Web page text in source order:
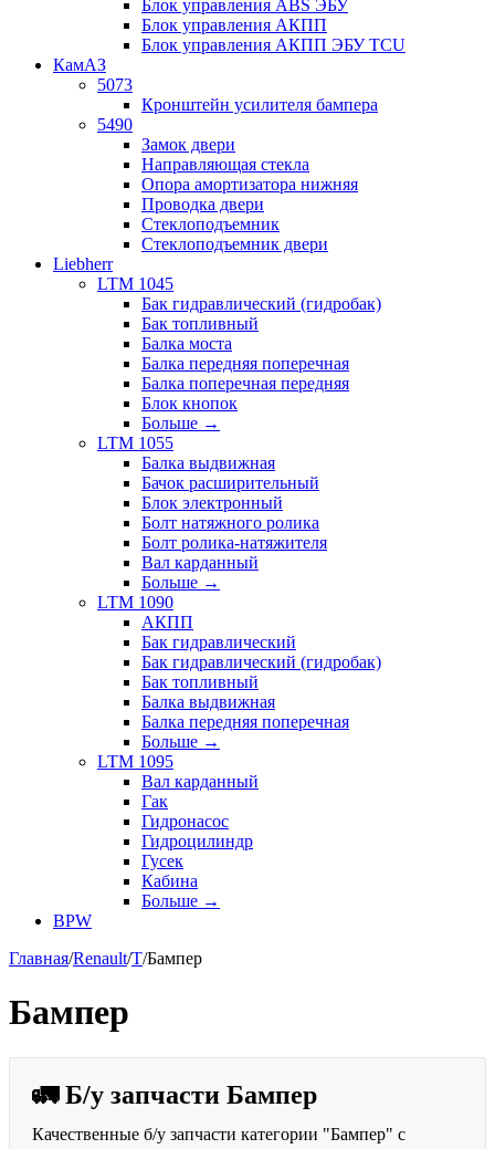
Блок управления ABS ЭБУ
Блок управления АКПП
Блок управления АКПП ЭБУ TCU
КамАЗ
5073
Кронштейн усилителя бампера
5490
Замок двери
Направляющая стекла
Опора амортизатора нижняя
Проводка двери
Стеклоподъемник
Стеклоподъемник двери
Liebherr
LTM 1045
Бак гидравлический (гидробак)
Бак топливный
Балка моста
Балка передняя поперечная
Балка поперечная передняя
Блок кнопок
Больше →
LTM 1055
Балка выдвижная
Бачок расширительный
Блок электронный
Болт натяжного ролика
Болт ролика-натяжителя
Вал карданный
Больше →
LTM 1090
АКПП
Бак гидравлический
Бак гидравлический (гидробак)
Бак топливный
Балка выдвижная
Балка передняя поперечная
Больше →
LTM 1095
Вал карданный
Гак
Гидронасос
Гидроцилиндр
Гусек
Кабина
Больше →
BPW
Главная/Renault/T/Бампер
Бампер
🚛 Б/у запчасти Бампер
Качественные б/у запчасти категории "Бампер" с